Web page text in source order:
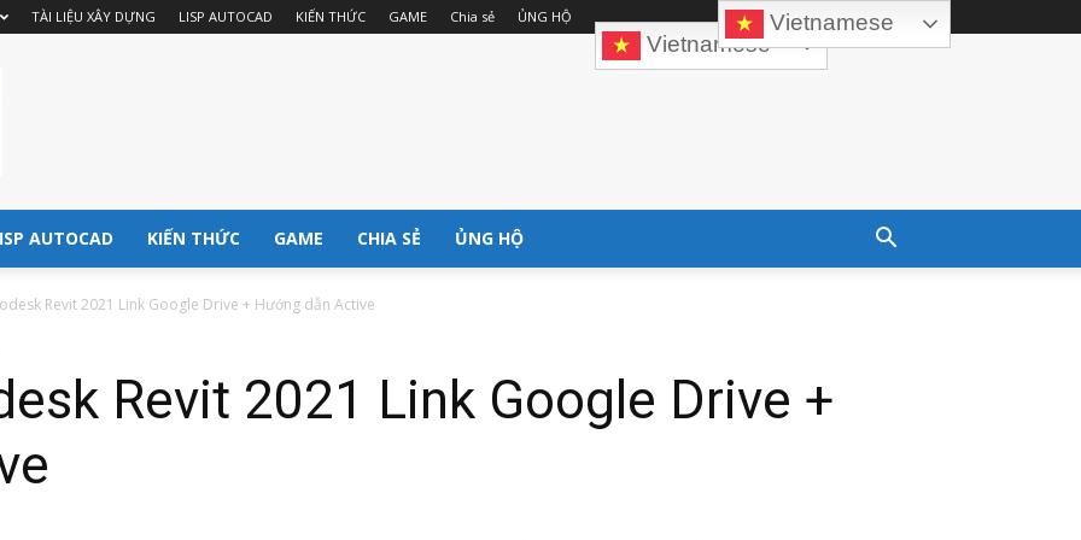
TÀI LIỆU XÂY DỰNG LISP AUTOCAD KIẾN THỨC GAME Chia sẻ ỦNG HỘ
Vietnamese
AUTOCAD KIẾN THỨC GAME CHIA SẺ ỦNG HỘ
Revit 2021 Link Google Drive + Hướng dẫn Active
Revit 2021 Link Google Drive +
Vietnamese